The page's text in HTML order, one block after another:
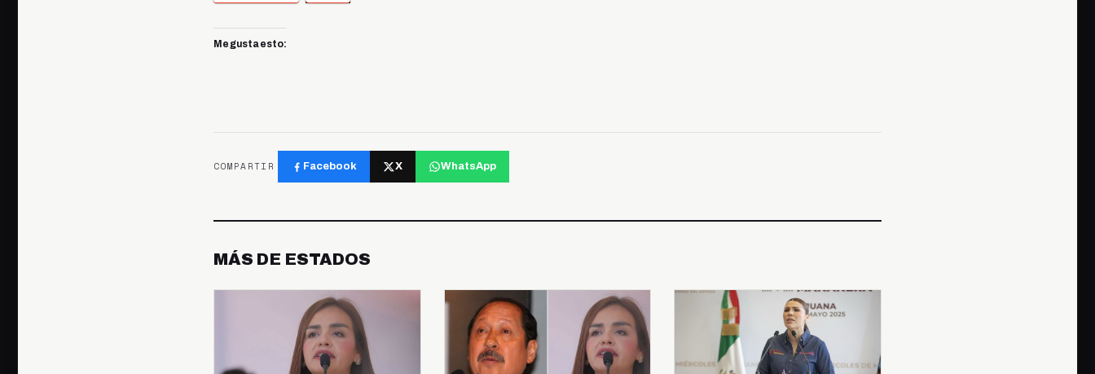
Me gusta esto:
COMPARTIR Facebook X WhatsApp
MÁS DE ESTADOS